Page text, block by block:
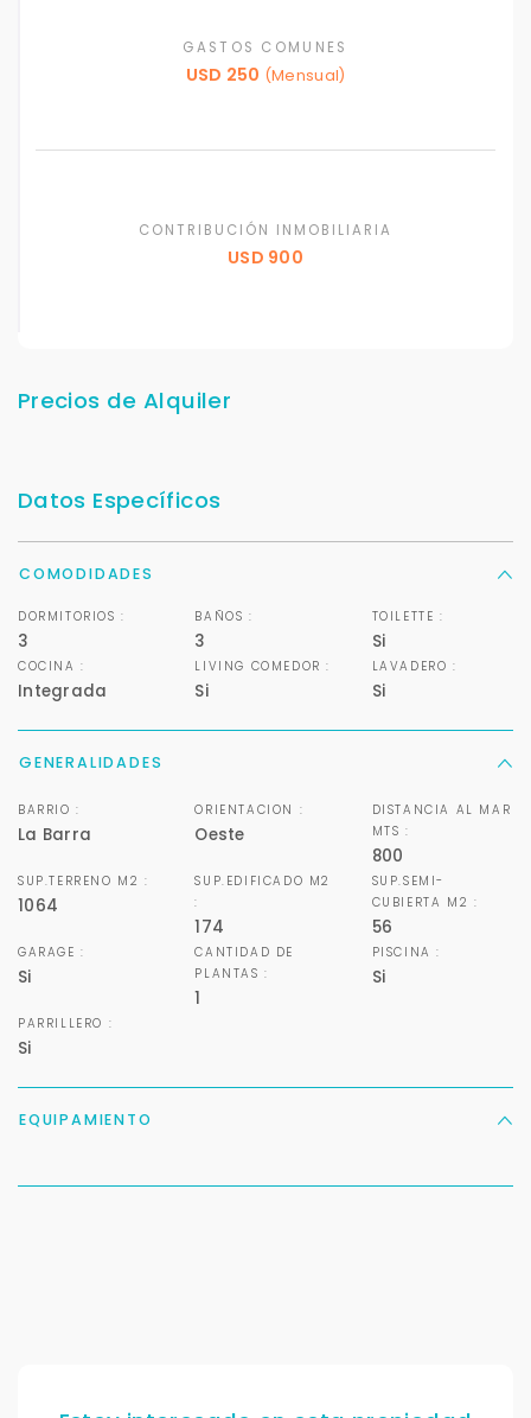
GASTOS COMUNES
USD 250 (Mensual)
CONTRIBUCIÓN INMOBILIARIA
USD 900
Precios de Alquiler
Datos Específicos
COMODIDADES
DORMITORIOS :
3
BAÑOS :
3
TOILETTE :
Si
COCINA :
Integrada
LIVING COMEDOR :
Si
LAVADERO :
Si
GENERALIDADES
BARRIO :
La Barra
ORIENTACION :
Oeste
DISTANCIA AL MAR
MTS :
800
SUP.TERRENO M2 :
1064
SUP.EDIFICADO M2
:
174
SUP.SEMI-
CUBIERTA M2 :
56
GARAGE :
Si
CANTIDAD DE
PLANTAS :
1
PISCINA :
Si
PARRILLERO :
Si
EQUIPAMIENTO
mejor y más rápido